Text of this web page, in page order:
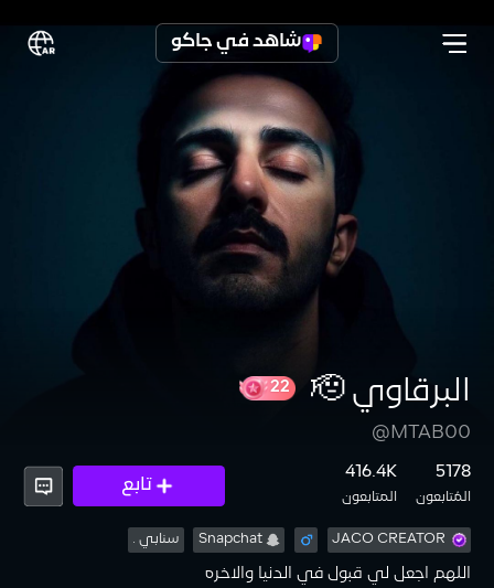
شاهد في جاكو
البرقاوي 🫡
@MTAB00
5178
المُتابعون
416.4K
المتابعون
تابع
JACO CREATOR
Snapchat سنابي .
اللهم اجعل لي قبول في الدنيا والاخره